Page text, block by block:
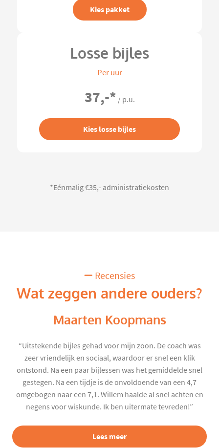
Kies pakket
Losse bijles
Per uur
37,-* / p.u.
Kies losse bijles
*Eénmalig €35,- administratiekosten
Recensies
Wat zeggen andere ouders?
Maarten Koopmans
“Uitstekende bijles gehad voor mijn zoon. De coach was
zeer vriendelijk en sociaal, waardoor er snel een klik
ontstond. Na een paar bijlessen was het gemiddelde snel
gestegen. Na een tijdje is de onvoldoende van een 4,7
omgebogen naar een 7,1. Willem haalde al snel achten en
negens voor wiskunde. Ik ben uitermate tevreden!”
Lees meer